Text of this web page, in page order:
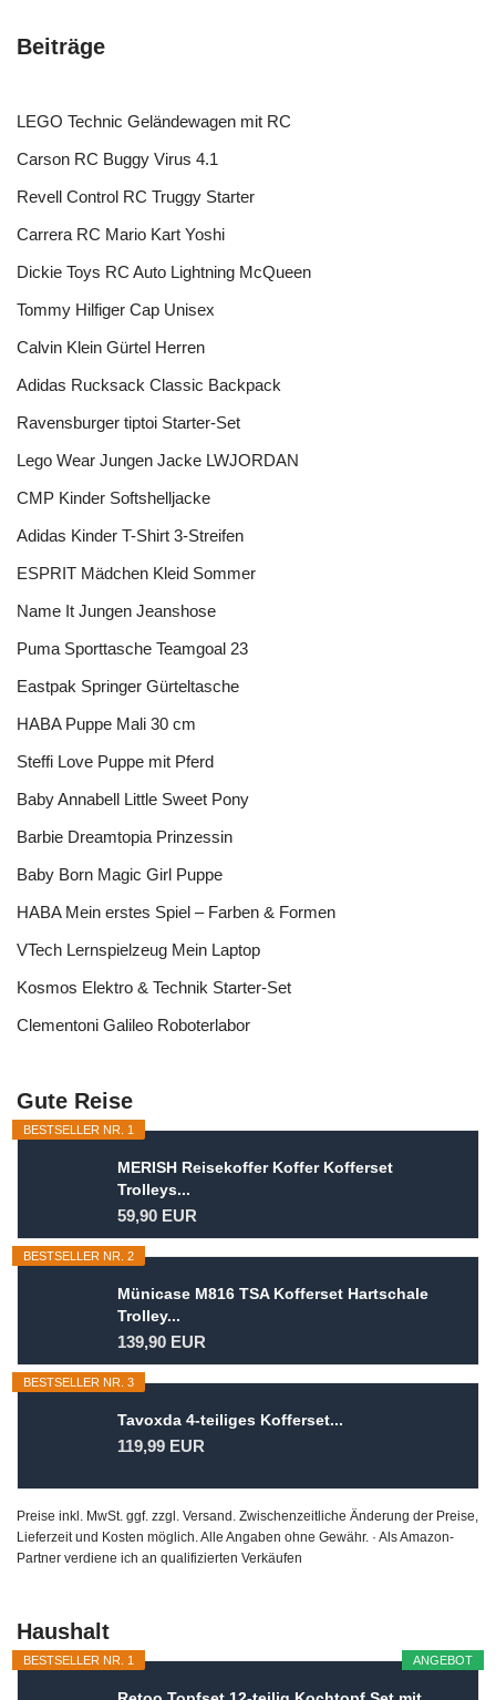
Beiträge
LEGO Technic Geländewagen mit RC
Carson RC Buggy Virus 4.1
Revell Control RC Truggy Starter
Carrera RC Mario Kart Yoshi
Dickie Toys RC Auto Lightning McQueen
Tommy Hilfiger Cap Unisex
Calvin Klein Gürtel Herren
Adidas Rucksack Classic Backpack
Ravensburger tiptoi Starter-Set
Lego Wear Jungen Jacke LWJORDAN
CMP Kinder Softshelljacke
Adidas Kinder T-Shirt 3-Streifen
ESPRIT Mädchen Kleid Sommer
Name It Jungen Jeanshose
Puma Sporttasche Teamgoal 23
Eastpak Springer Gürteltasche
HABA Puppe Mali 30 cm
Steffi Love Puppe mit Pferd
Baby Annabell Little Sweet Pony
Barbie Dreamtopia Prinzessin
Baby Born Magic Girl Puppe
HABA Mein erstes Spiel – Farben & Formen
VTech Lernspielzeug Mein Laptop
Kosmos Elektro & Technik Starter-Set
Clementoni Galileo Roboterlabor
Gute Reise
BESTSELLER NR. 1
MERISH Reisekoffer Koffer Kofferset
Trolleys...
59,90 EUR
BESTSELLER NR. 2
Münicase M816 TSA Kofferset Hartschale
Trolley...
139,90 EUR
BESTSELLER NR. 3
Tavoxda 4-teiliges Kofferset...
119,99 EUR
Preise inkl. MwSt. ggf. zzgl. Versand. Zwischenzeitliche Änderung der Preise,
Lieferzeit und Kosten möglich. Alle Angaben ohne Gewähr. · Als Amazon-
Partner verdiene ich an qualifizierten Verkäufen
Haushalt
ANGEBOT
BESTSELLER NR. 1